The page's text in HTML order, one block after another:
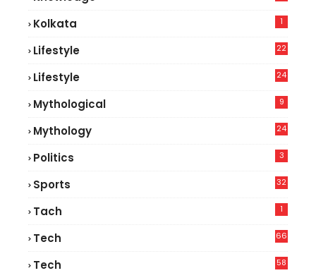
Kolkata 1
Lifestyle
22
Lifestyle
24
Mythological 9
Mythology 24
Politics 3
Sports 32
Tach 1
Tech
66
Tech
58